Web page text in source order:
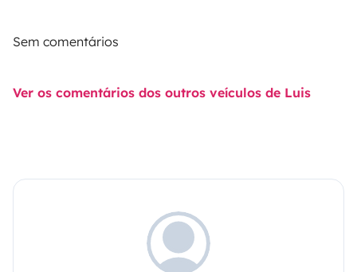
Sem comentários
Ver os comentários dos outros veículos de Luis